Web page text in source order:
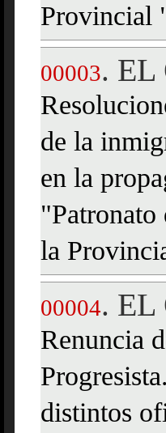
Provincial
00003. EL
de la
en la
la
00004. EL
Renuncia
distintos